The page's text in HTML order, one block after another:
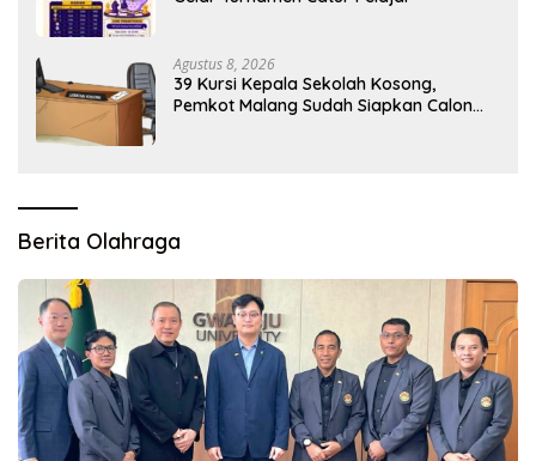
Agustus 8, 2026
39 Kursi Kepala Sekolah Kosong,
Pemkot Malang Sudah Siapkan Calon
Berita Olahraga